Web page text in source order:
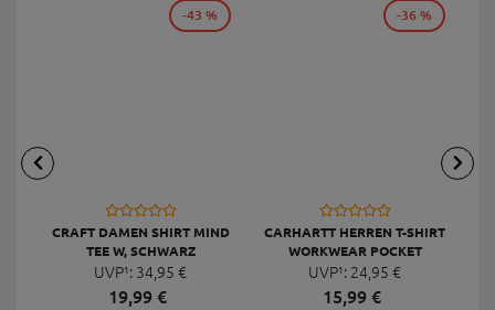
CRAFT DAMEN SHIRT MIND
TEE W, SCHWARZ
UVP¹: 34,95 €
19,99€
-43 %
CARHARTT HERREN T-SHIRT
WORKWEAR POCKET
SHORT-SLEEVE
UVP¹: 24,95 €
15,99€
-36 %